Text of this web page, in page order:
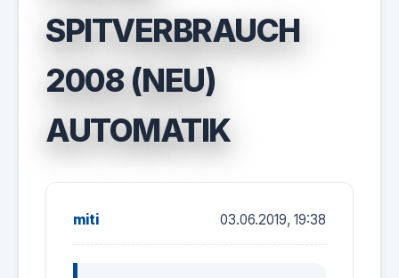
SPITVERBRAUCH
2008 (NEU)
AUTOMATIK
miti 03.06.2019, 19:38